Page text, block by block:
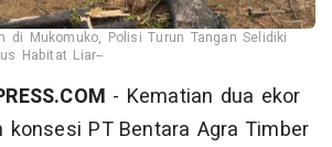
di Mukomuko, Polisi Turun Tangan Selidiki
Habitat Liar--
- Kematian dua ekor
PT Bentara Agra Timber